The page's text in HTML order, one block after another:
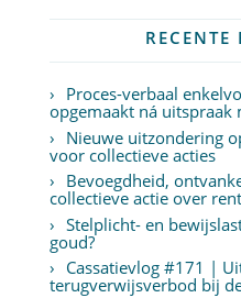
RECENTE
Proces-verbaal
opgemaakt ná uitspraak
Nieuwe uitzondering
voor collectieve acties
Bevoegdheid,
collectieve actie over
Stelplicht- en
goud?
Cassatievlog #171 |
terugverwijsverbod bij